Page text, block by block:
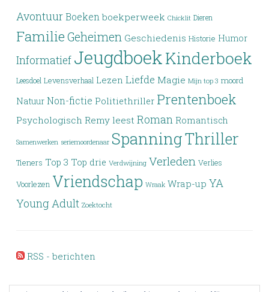
Avontuur Boeken boekperweek Chicklit Dieren
Familie Geheimen Geschiedenis Historie Humor
Informatief JeugdboekKinderboek
Leesdoel Levensverhaal Lezen Liefde Magie Mijn top 3 moord
Natuur Non-fictie Politiethriller Prentenboek
Psychologisch Remy leest Roman Romantisch
Samenwerken seriemoordenaar SpanningThriller
Tieners Top 3 Top drie Verdwijning Verleden Verlies
Voorlezen Vriendschap Wraak Wrap-up YA
Young Adult Zoektocht
RSS - berichten